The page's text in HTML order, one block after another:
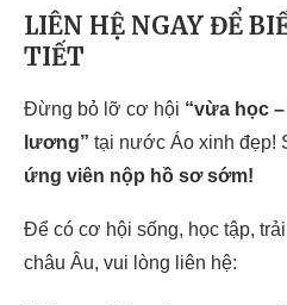
LIÊN HỆ NGAY ĐỂ
TIẾT
Đừng bỏ lỡ cơ hội “vừa học
lương” tại nước Áo xinh đẹp!
ứng viên nộp hồ sơ sớm!
Để có cơ hội sống, học tập,
châu Âu, vui lòng liên hệ: